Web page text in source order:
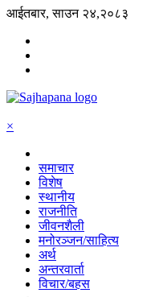
आईतबार, साउन २४,२०८३
×
समाचार
विशेष
स्थानीय
राजनीति
जीवनशैली
मनोरञ्जन/साहित्य
अर्थ
अन्तरवार्ता
विचार/बहस